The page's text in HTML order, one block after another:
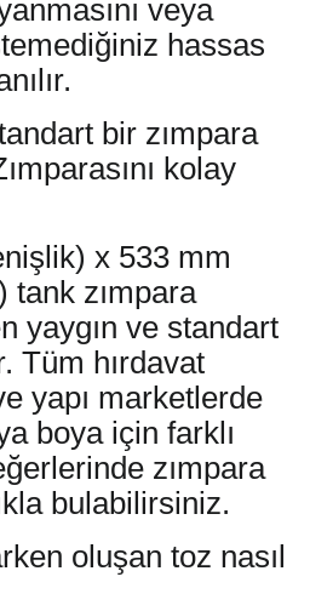
veya
hassas
bir zımpara
kolay
x 533 mm
tank zımpara
yaygın ve standart
Tüm hırdavat
yapı marketlerde
boya için farklı
zımpara
bulabilirsiniz.
oluşan toz nasıl